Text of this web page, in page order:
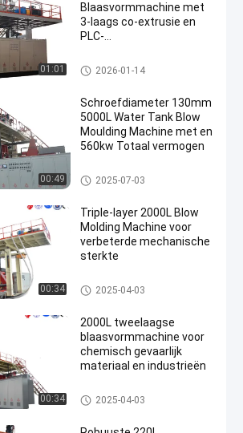
01:01
Blaasvormmachine met
3-laags co-extrusie en
PLC-
IBC-blaasgietmachine
2026-01-14
00:49
Schroefdiameter 130mm
5000L Water Tank Blow
Moulding Machine met en
560kw Totaal vermogen
3000-5000l waterreservoir bla
asgietmachine
2025-07-03
00:34
Triple-layer 2000L Blow
Molding Machine voor
verbeterde mechanische
sterkte
500-2000L waterreservoir blaa
sgietmachine
2025-04-03
00:34
2000L tweelaagse
blaasvormmachine voor
chemisch gevaarlijk
materiaal en industrieën
500-2000L waterreservoir blaa
sgietmachine
2025-04-03